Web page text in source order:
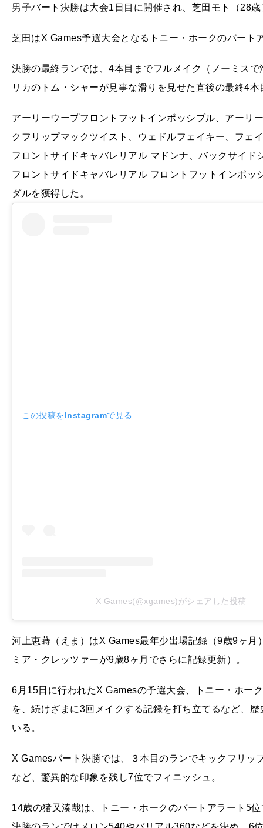
男子バート決勝は大会1日目に開催され、芝田モト（28
芝田はX Games予選大会となるトニー・ホークのバート
決勝の最終ランでは、4本目までフルメイク（ノーミス
リカのトム・シャーが見事な滑りを見せた直後の最終4
アーリーウープフロントフットインポッシブル、アーリ
クフリップマックツイスト、ウェドルフェイキー、フェ
フロントサイドキャバレリアル マドンナ、バックサイ
フロントサイドキャバレリアル フロントフットインポ
ダルを獲得した。
この投稿をInstagramで見る
X Games(@xgames)がシェアした投稿
河上恵蒔（えま）はX Games最年少出場記録（9歳9ヶ
ミア・クレッツァーが9歳8ヶ月でさらに記録更新）。
6月15日に行われたX Gamesの予選大会、トニー・ホー
を、続けざまに3回メイクする記録を打ち立てるなど、
いる。
X Gamesバート決勝では、３本目のランでキックフリ
など、驚異的な印象を残し7位でフィニッシュ。
14歳の猪又湊哉は、トニー・ホークのバートアラート5